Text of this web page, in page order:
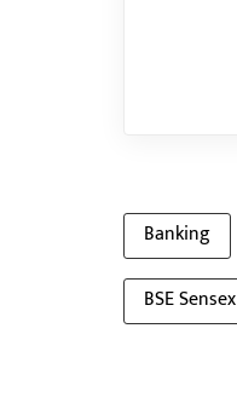
Banking
BSE Sensex